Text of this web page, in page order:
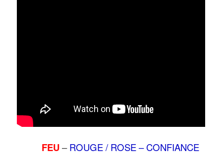
FEU–ROUGE / ROSE – CONFIANCE